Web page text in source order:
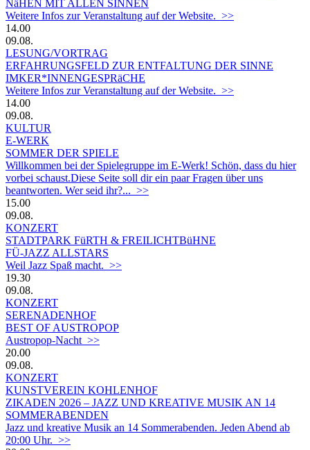
NäHEN MIT ALLEN SINNEN
Weitere Infos zur Veranstaltung auf der Website. >>
14.00
09.08.
LESUNG/VORTRAG
ERFAHRUNGSFELD ZUR ENTFALTUNG DER SINNE
IMKER*INNENGESPRäCHE
Weitere Infos zur Veranstaltung auf der Website. >>
14.00
09.08.
KULTUR
E-WERK
SOMMER DER SPIELE
Willkommen bei der Spielegruppe im E-Werk! Schön, dass du hier
vorbei schaust.Diese Seite soll dir ein paar Fragen über uns
beantworten. Wer seid ihr?... >>
15.00
09.08.
KONZERT
STADTPARK FüRTH & FREILICHTBüHNE
FÜ-JAZZ ALLSTARS
Weil Jazz Spaß macht. >>
19.30
09.08.
KONZERT
SERENADENHOF
BEST OF AUSTROPOP
Austropop-Nacht >>
20.00
09.08.
KONZERT
KUNSTVEREIN KOHLENHOF
ZIKADEN 2026 – JAZZ UND KREATIVE MUSIK AN 14
SOMMERABENDEN
Jazz und kreative Musik an 14 Sommerabenden. Jeden Abend ab
20:00 Uhr. >>